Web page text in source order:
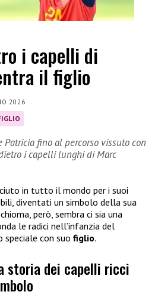
i capelli di
il figlio
2026
fino al percorso vissuto con
i capelli lunghi di Marc
in tutto il mondo per i suoi
diventati un simbolo della sua
però, sembra ci sia una
le radici nell’infanzia del
con suo figlio.
storia dei capelli ricci